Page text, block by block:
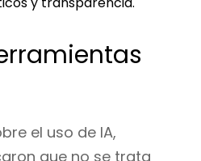
el uso de IA,
que no se trata